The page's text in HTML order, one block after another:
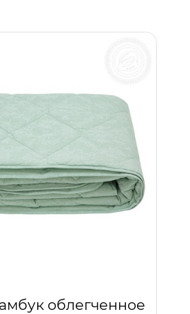
облегченное